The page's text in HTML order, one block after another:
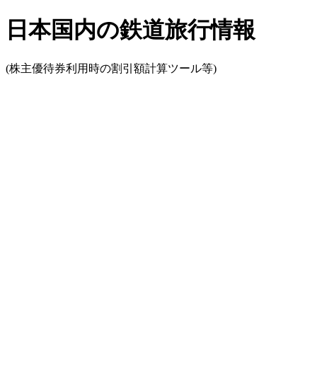
日本国内の鉄道旅行情報
(株主優待券利用時の割引額計算ツール等)